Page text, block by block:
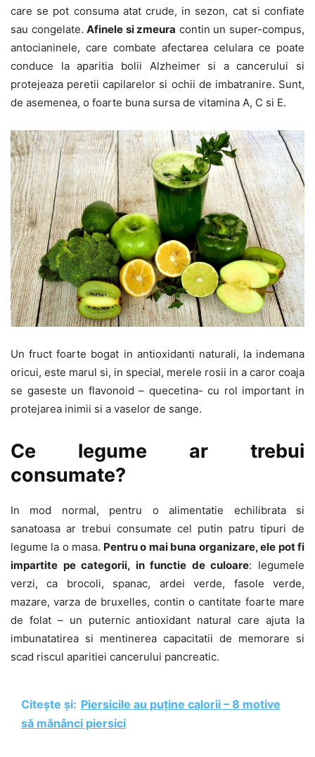
care se pot consuma atat crude, in sezon, cat si confiate
sau congelate.Afinele si zmeura contin un super-compus,
antocianinele, care combate afectarea celulara ce poate
conduce la aparitia bolii Alzheimer si a cancerului si
protejeaza peretii capilarelor si ochii de imbatranire. Sunt,
de asemenea, o foarte buna sursa de vitamina A, C si E.
Un fruct foarte bogat in antioxidanti naturali, la indemana
oricui, este marul si, in special, merele rosii in a caror coaja
se gaseste un flavonoid – quecetina- cu rol important in
protejarea inimii si a vaselor de sange.
Ce legume ar trebui
consumate?
In mod normal, pentru o alimentatie echilibrata si
sanatoasa ar trebui consumate cel putin patru tipuri de
legume la o masa. Pentru o mai buna organizare, ele pot fi
impartite pe categorii, in functie de culoare: legumele
verzi, ca brocoli, spanac, ardei verde, fasole verde,
mazare, varza de bruxelles, contin o cantitate foarte mare
de folat – un puternic antioxidant natural care ajuta la
imbunatatirea si mentinerea capacitatii de memorare si
scad riscul aparitiei cancerului pancreatic.
Citește și: Piersicile au puține calorii – 8 motive
să mănânci piersici